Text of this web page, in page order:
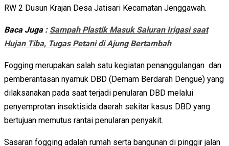
RW 2 Dusun Krajan Desa Jatisari Kecamatan Jenggawah.
Baca Juga : Sampah Plastik Masuk Saluran Irigasi saat
Hujan Tiba, Tugas Petani di Ajung Bertambah
Fogging merupakan salah satu kegiatan penanggulangan dan
pemberantasan nyamuk DBD (Demam Berdarah Dengue) yang
dilaksanakan pada saat terjadi penularan DBD melalui
penyemprotan insektisida daerah sekitar kasus DBD yang
bertujuan memutus rantai penularan penyakit.
Sasaran fogging adalah rumah serta bangunan di pinggir jalan